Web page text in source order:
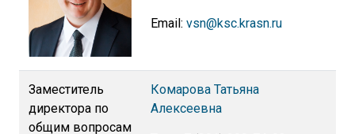
Email: vsn@ksc.krasn.ru
Заместитель
директора по
общим вопросам
Комарова Татьяна
Алексеевна